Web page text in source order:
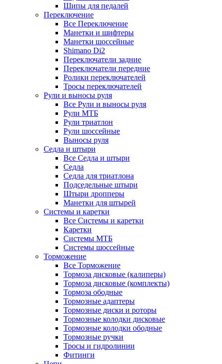
Шипы для педалей
Переключение
Все Переключение
Манетки и шифтеры
Манетки шоссейные
Shimano Di2
Переключатели задние
Переключатели передние
Ролики переключателей
Тросы переключателей
Рули и выносы руля
Все Рули и выносы руля
Рули МТБ
Рули триатлон
Рули шоссейные
Выносы руля
Седла и штыри
Все Седла и штыри
Седла
Седла для триатлона
Подседельные штыри
Штыри дропперы
Манетки для штырей
Системы и каретки
Все Системы и каретки
Каретки
Системы МТБ
Системы шоссейные
Торможение
Все Торможение
Тормоза дисковые (калиперы)
Тормоза дисковые (комплекты)
Тормоза ободные
Тормозные адаптеры
Тормозные диски и роторы
Тормозные колодки дисковые
Тормозные колодки ободные
Тормозные ручки
Тросы и гидролинии
Фитинги